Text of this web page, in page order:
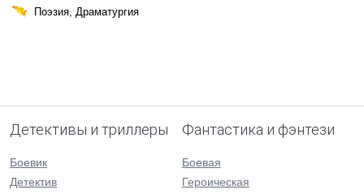
Поэзия, Драматургия
Детективы и триллеры
Боевик
Детектив
Фантастика и фэнтези
Боевая
Героическая